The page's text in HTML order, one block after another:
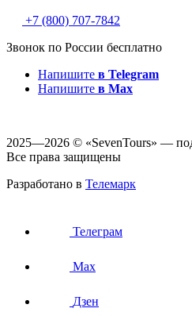
+7 (800) 707-7842
Звонок по России бесплатно
Напишите в Telegram
Напишите в Max
2025—2026 © «SevenTours» —
Все права защищены
Разработано в Телемарк
Телеграм
Max
Дзен